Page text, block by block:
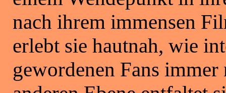
nach ihrem immensen
erlebt sie hautnah, wie
gewordenen Fans